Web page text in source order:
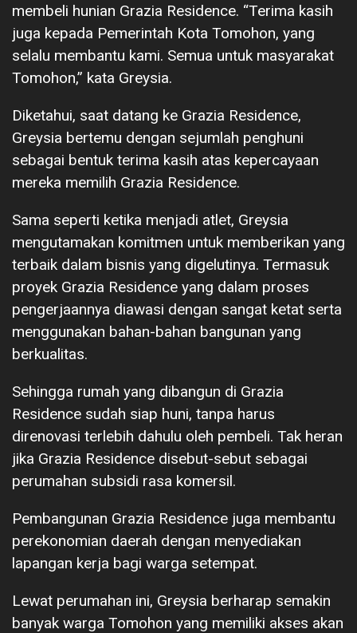
membeli hunian Grazia Residence. “Terima kasih
juga kepada Pemerintah Kota Tomohon, yang
selalu membantu kami. Semua untuk masyarakat
Tomohon,” kata Greysia.
Diketahui, saat datang ke Grazia Residence,
Greysia bertemu dengan sejumlah penghuni
sebagai bentuk terima kasih atas kepercayaan
mereka memilih Grazia Residence.
Sama seperti ketika menjadi atlet, Greysia
mengutamakan komitmen untuk memberikan yang
terbaik dalam bisnis yang digelutinya. Termasuk
proyek Grazia Residence yang dalam proses
pengerjaannya diawasi dengan sangat ketat serta
menggunakan bahan-bahan bangunan yang
berkualitas.
Sehingga rumah yang dibangun di Grazia
Residence sudah siap huni, tanpa harus
direnovasi terlebih dahulu oleh pembeli. Tak heran
jika Grazia Residence disebut-sebut sebagai
perumahan subsidi rasa komersil.
Pembangunan Grazia Residence juga membantu
perekonomian daerah dengan menyediakan
lapangan kerja bagi warga setempat.
Lewat perumahan ini, Greysia berharap semakin
banyak warga Tomohon yang memiliki akses akan